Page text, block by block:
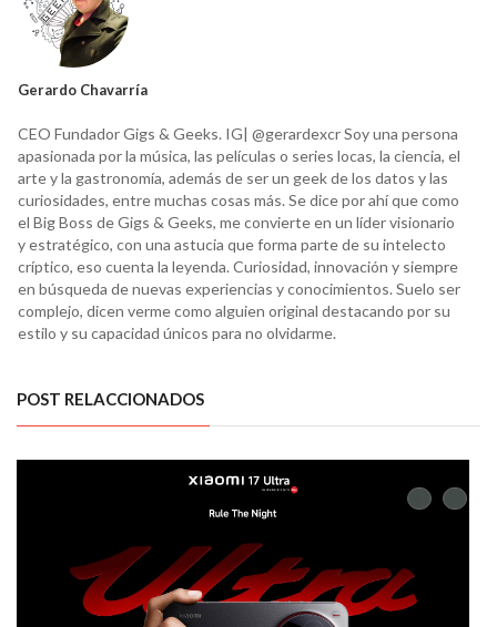
Gerardo Chavarría
CEO Fundador Gigs & Geeks. IG| @gerardexcr Soy una persona
apasionada por la música, las películas o series locas, la ciencia, el
arte y la gastronomía, además de ser un geek de los datos y las
curiosidades, entre muchas cosas más. Se dice por ahí que como
el Big Boss de Gigs & Geeks, me convierte en un líder visionario
y estratégico, con una astucia que forma parte de su intelecto
críptico, eso cuenta la leyenda. Curiosidad, innovación y siempre
en búsqueda de nuevas experiencias y conocimientos. Suelo ser
complejo, dicen verme como alguien original destacando por su
estilo y su capacidad únicos para no olvidarme.
POST RELACCIONADOS